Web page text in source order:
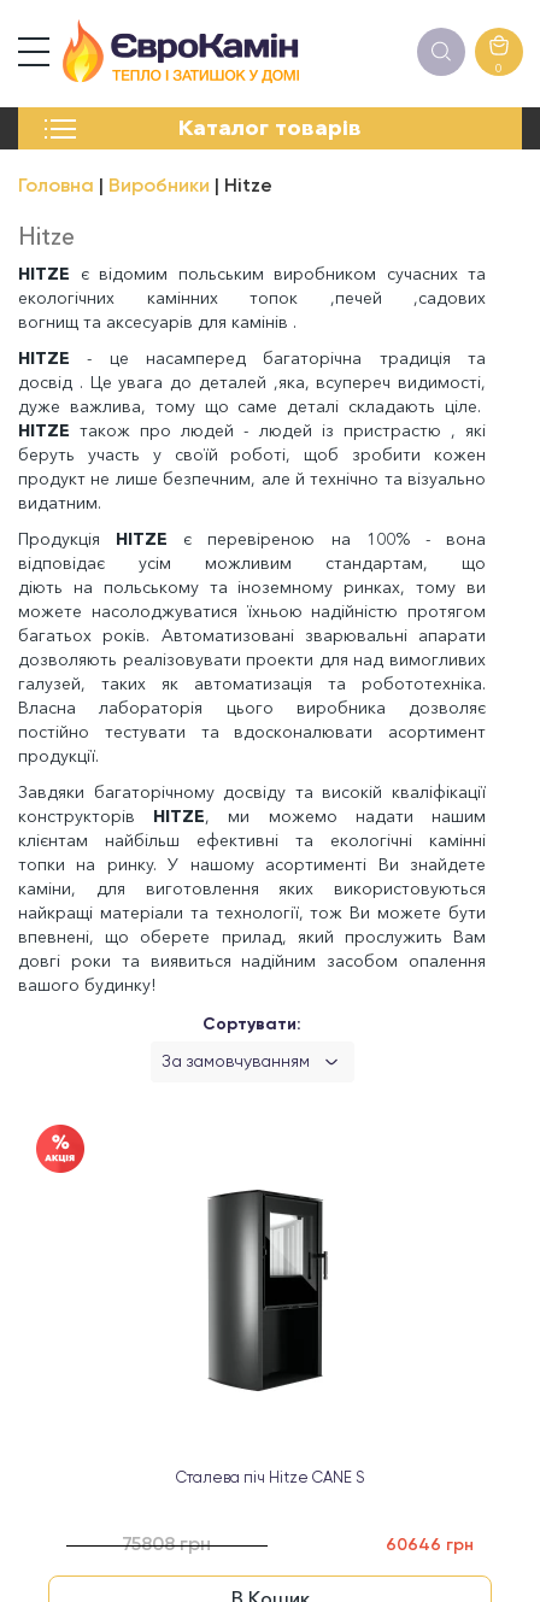
0
Каталог товарів
ПЕЧІ
ЕЛЕКТРОКАМІНИ
АКСЕСУАРИ
ХІМІЯ
МОНТАЖ
ЕНЕРГОСИСТЕМИ
Головна Виробники Hitze
Hitze
HITZE є відомим польським виробником сучасних та
екологічних камінних топок ,печей ,садових
вогнищ та аксесуарів для камінів .
HITZE- це насамперед багаторічна традиція та
досвід . Це увага до деталей ,яка, всупереч видимості,
дуже важлива, тому що саме деталі складають ціле.
HITZEтакож про людей - людей із пристрастю , які
беруть участь у своїй роботі, щоб зробити кожен
продукт не лише безпечним, але й технічно та візуально
видатним.
Продукція HITZE є перевіреною на 100% - вона
відповідає усім можливим стандартам, що
діють на польському та іноземному ринках, тому ви
можете насолоджуватися їхньою надійністю протягом
багатьох років. Автоматизовані зварювальні апарати
дозволяють реалізовувати проекти для над вимогливих
галузей, таких як автоматизація та робототехніка.
Власна лабораторія цього виробника дозволяє
постійно тестувати та вдосконалювати асортимент
продукції.
Завдяки багаторічному досвіду та високій кваліфікації
конструкторів HITZE, ми можемо надати нашим
клієнтам найбільш ефективні та екологічні камінні
топки на ринку. У нашому асортименті Ви знайдете
каміни, для виготовлення яких використовуються
найкращі матеріали та технології, тож Ви можете бути
впевнені, що оберете прилад, який прослужить Вам
довгі роки та виявиться надійним засобом опалення
вашого будинку!
Сортувати:
За замовчуванням
Сталева піч Hitze CANE S
75808 грн 60646 грн